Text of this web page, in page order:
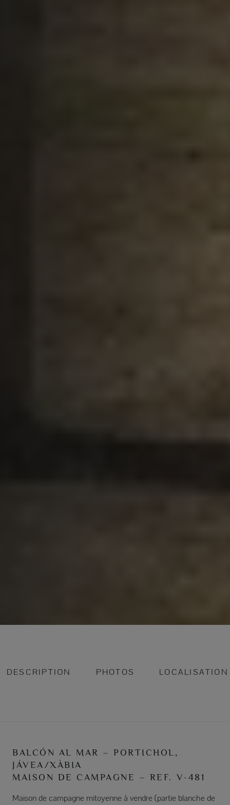
DESCRIPTION PHOTOS LOCALISATION
BALCÓN AL MAR – PORTICHOL,
JÁVEA/XÀBIA
MAISON DE CAMPAGNE – REF. V-481
Maison de campagne mitoyenne à vendre (partie blanche de